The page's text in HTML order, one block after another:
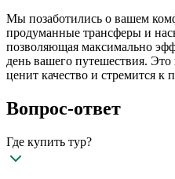
Мы позаботились о вашем
продуманные трансферы и
позволяющая максимально
день вашего путешествия.
ценит качество и стремится к
Вопрос-ответ
Где купить тур?